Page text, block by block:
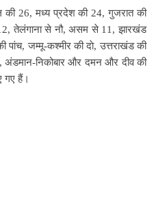
की 26, मध्य प्रदेश की 24, गुजरात की
तेलंगाना से नौ, असम से 11, झारखंड
पांच, जम्मू-कश्मीर की दाे, उत्तराखंड की
अंडमान-निकोबार और दमन और दीव की
गए हैं।